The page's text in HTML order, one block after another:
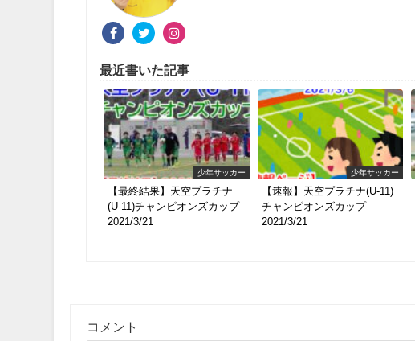
最近書いた記事
少年サッカー
【最終結果】天空プラチナ
(U-11)チャンピオンズカップ
2021/3/21
少年サッカー
【速報】天空プラチナ(U-11)
チャンピオンズカップ
2021/3/21
コメント